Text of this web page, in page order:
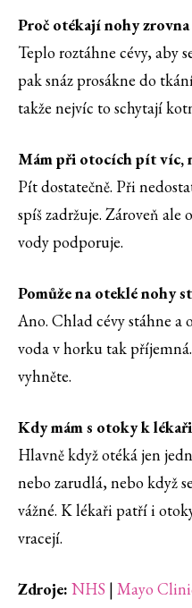
Proč otékají nohy
Teplo roztáhne cévy, aby
pak snáz prosákne do
takže nejvíc to schytají
Mám při otocích pít víc,
Pít dostatečně. Při
spíš zadržuje. Zároveň ale
vody podporuje.
Pomůže na oteklé nohy
Ano. Chlad cévy stáhne
voda v horku tak
vyhněte.
Kdy mám s otoky k
Hlavně když otéká jen
nebo zarudlá, nebo když
vážné. K lékaři patří i
vracejí.
Zdroje: NHS | Mayo